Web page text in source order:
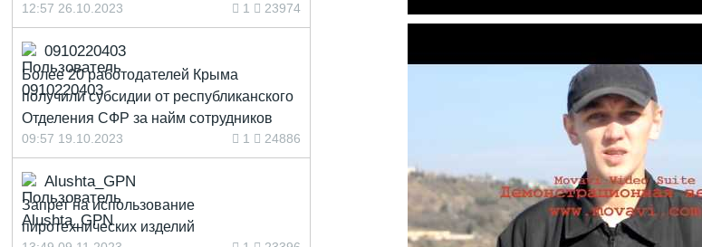
12:57 26.10.2023 1 23974
0910220403
Более 20 работодателей Крыма
получили субсидии от республиканского
Отделения СФР за найм сотрудников
09:57 19.10.2023 1 24886
Alushta_GPN
Запрет на использование
пиротехнических изделий